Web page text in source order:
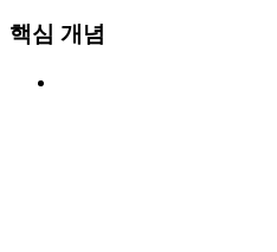
핵심 개념